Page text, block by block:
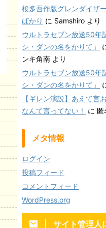
桜多吾作版グレンダイザ
ばかり に Samshiro より
ウルトラセブン放送50年
シ・ダンの名をかりて」
ンキ角南 より
ウルトラセブン放送50年
シ・ダンの名をかりて」
【ギレン演説】あえて言
なんて言ってない！
に 匿
メタ情報
ログイン
投稿フィード
コメントフィード
WordPress.org
サイト管理人